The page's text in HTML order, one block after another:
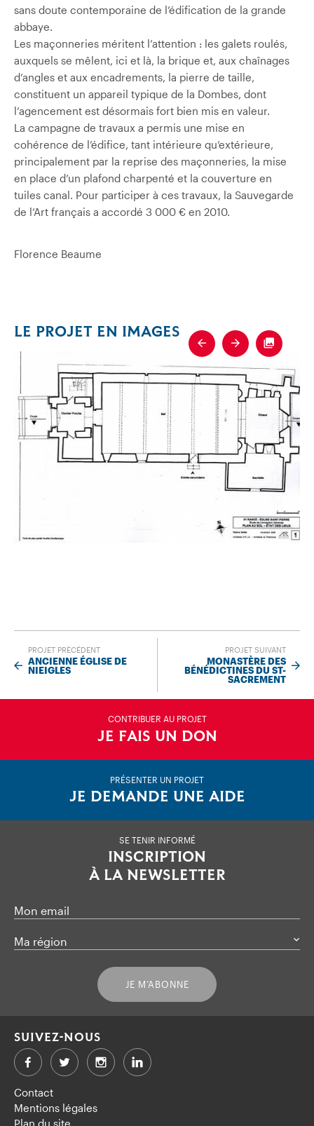
sans doute contemporaine de l’édification de la grande
abbaye.
Les maçonneries méritent l’attention : les galets roulés,
auxquels se mêlent, ici et là, la brique et, aux chaînages
d’angles et aux encadrements, la pierre de taille,
constituent un appareil typique de la Dombes, dont
l’agencement est désormais fort bien mis en valeur.
La campagne de travaux a permis une mise en
cohérence de l’édifice, tant intérieure qu’extérieure,
principalement par la reprise des maçonneries, la mise
en place d’un plafond charpenté et la couverture en
tuiles canal. Pour participer à ces travaux, la Sauvegarde
de l’Art français a accordé 3 000 € en 2010.
Florence Beaume
LE PROJET EN IMAGES
Previous
Next
PROJET PRÉCÉDENT
ANCIENNE ÉGLISE DE
NIEIGLES
PROJET SUIVANT
MONASTÈRE DES
BÉNÉDICTINES DU ST-
SACREMENT
CONTRIBUER AU PROJET
JE FAIS UN DON
PRÉSENTER UN PROJET
JE DEMANDE UNE AIDE
SE TENIR INFORMÉ
INSCRIPTION
À LA NEWSLETTER
Mon email
Ma région
JE M’ABONNE
Contact
Mentions légales
SUIVEZ-NOUS
FacebookTwitter LinkedIn